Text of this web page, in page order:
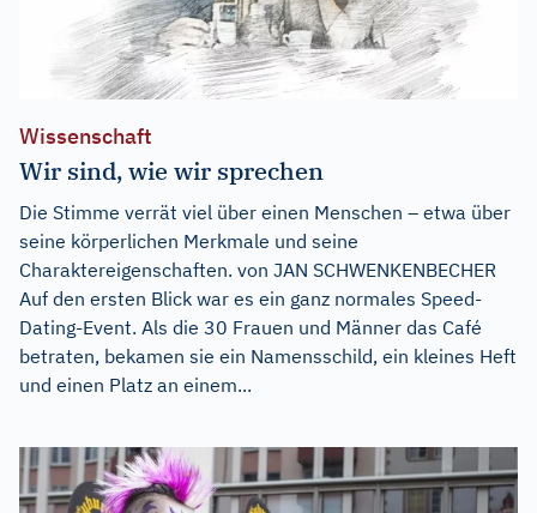
Wissenschaft
Wir sind, wie wir sprechen
Die Stimme verrät viel über einen Menschen – etwa über
seine körperlichen Merkmale und seine
Charaktereigenschaften. von JAN SCHWENKENBECHER
Auf den ersten Blick war es ein ganz normales Speed-
Dating-Event. Als die 30 Frauen und Männer das Café
betraten, bekamen sie ein Namensschild, ein kleines Heft
und einen Platz an einem...